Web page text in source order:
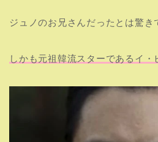
ジュノのお兄さんだったとは驚き
しかも元祖韓流スターであるイ・